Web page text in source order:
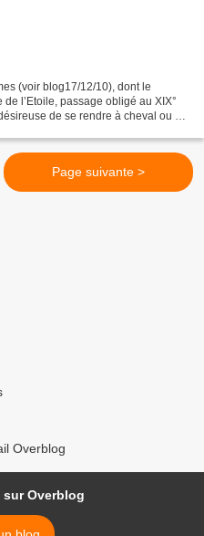
(voir blog17/12/10), dont le
l’Etoile, passage obligé au XIX°
de se rendre à cheval ou en
Page suivante >
Overblog
Overblog